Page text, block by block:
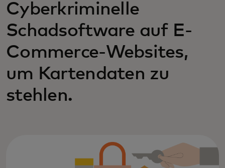
Cyberkriminelle
Schadsoftware auf E-
Commerce-Websites,
um Kartendaten zu
stehlen.